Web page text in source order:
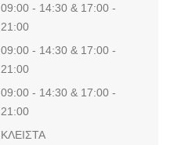
09:00 - 14:30 & 17:00 -
21:00
09:00 - 14:30 & 17:00 -
21:00
09:00 - 14:30 & 17:00 -
21:00
ΚΛΕΙΣΤΑ